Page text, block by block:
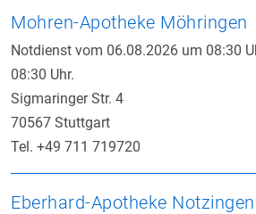
Mohren-Apotheke Möhringen
Notdienst vom 06.08.2026 um 08:30
08:30 Uhr.
Sigmaringer Str. 4
70567 Stuttgart
Tel. +49 711 719720
Eberhard-Apotheke Notzingen